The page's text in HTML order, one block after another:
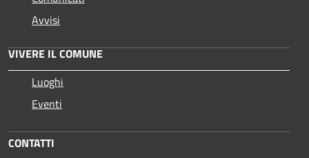
Avvisi
VIVERE IL COMUNE
Luoghi
Eventi
CONTATTI